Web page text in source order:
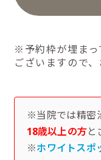
※予約枠が埋まっ
ございますので
※当院では精密
18歳以上の方と
※ホワイトスポ